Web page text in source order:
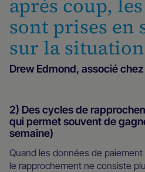
après coup,
sont prises en
sur la
Drew Edmond, associé
2) Des cycles de
qui permet souvent de
semaine)
Quand les données de
le rapprochement ne consiste